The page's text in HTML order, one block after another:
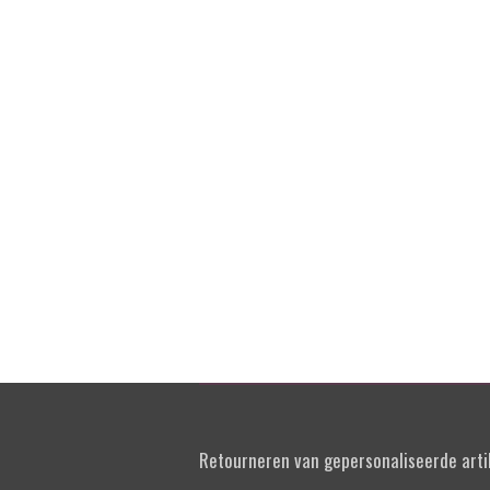
Retourneren van gepersonaliseerde